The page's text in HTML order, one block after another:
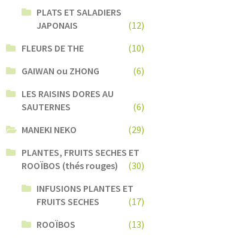
PLATS ET SALADIERS
JAPONAIS
(12)
FLEURS DE THE
(10)
GAIWAN ou ZHONG
(6)
LES RAISINS DORES AU
SAUTERNES
(6)
MANEKI NEKO
(29)
PLANTES, FRUITS SECHES ET
ROOÏBOS (thés rouges)
(30)
INFUSIONS PLANTES ET
FRUITS SECHES
(17)
ROOÏBOS
(13)